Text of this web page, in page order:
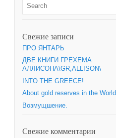
Свежие записи
ПРО ЯНТАРЬ
ДВЕ КНИГИ ГРЕХЕМА
АЛЛИСОНА\GR,ALLISON\
INTO THE GREECE!
About gold reserves in the World
Возмущшение.
Свежие комментарии